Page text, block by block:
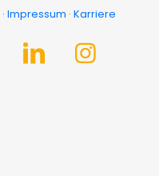
· Impressum · Karriere